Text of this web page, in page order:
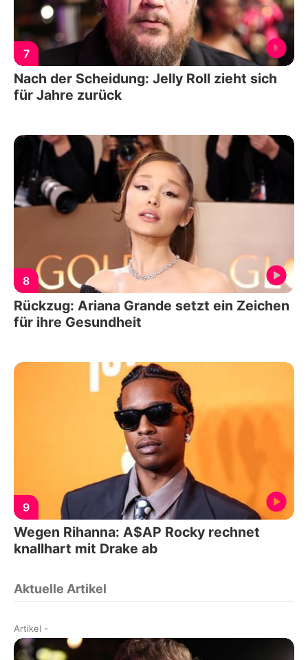
7
Nach der Scheidung: Jelly Roll zieht sich
für Jahre zurück
8
Rückzug: Ariana Grande setzt ein Zeichen
für ihre Gesundheit
9
Wegen Rihanna: A$AP Rocky rechnet
knallhart mit Drake ab
Aktuelle Artikel
Artikel -